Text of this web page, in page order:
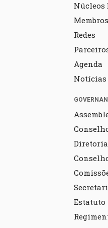
Núcleos
Redes
Agenda
Notícias
Diretoria
Estatuto